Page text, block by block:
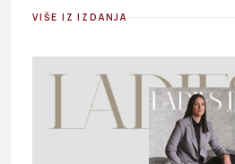
VIŠE IZ IZDANJA